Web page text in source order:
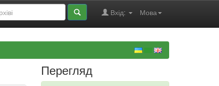
Мова
Вхід:
Перегляд